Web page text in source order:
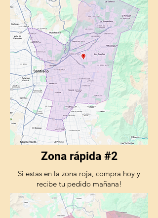
Zona rápida #2
Si estas en la zona roja, compra hoy y
recibe tu pedido mañana!